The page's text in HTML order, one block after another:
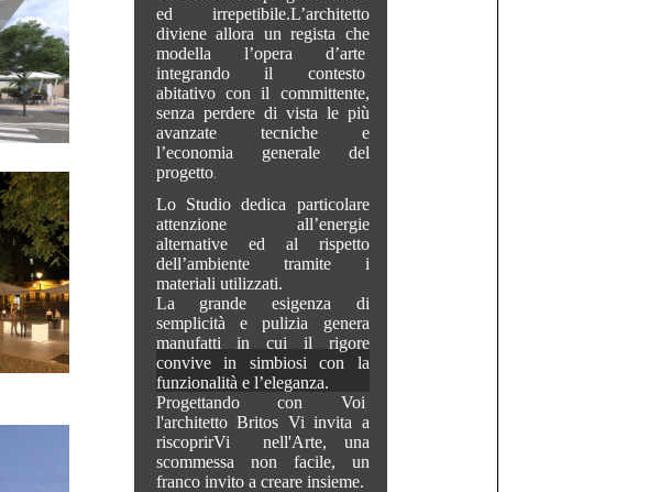
ed irrepetibile.L’architetto
diviene allora un regista che
modella l’opera d’arte
integrando il contesto
abitativo con il committente,
senza perdere di vista le più
avanzate tecniche e
l’economia generale del
progetto.
Lo Studio dedica particolare
attenzione all’energie
alternative ed al rispetto
dell’ambiente tramite i
materiali utilizzati.
La grande esigenza di
semplicità e pulizia genera
manufatti in cui il rigore
convive in simbiosi con la
funzionalità e l’eleganza.
Progettando con Voi
l'architetto Britos Vi invita a
riscoprirVi nell'Arte, una
scommessa non facile, un
franco invito a creare insieme.